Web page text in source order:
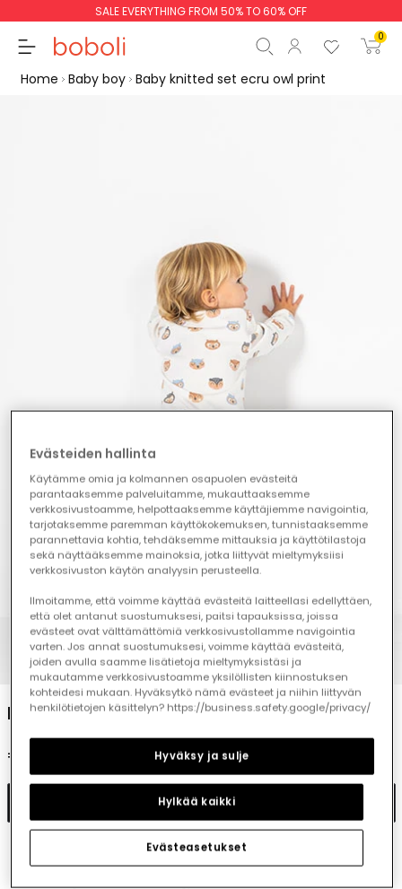
SALE EVERYTHING FROM 50% TO 60% OFF
0
Home Baby boy Baby knitted set ecru owl print
1 2 3 4 5 6 7 8
Baby knitted set ecru owl print
€39.95
Add to cart
Evästeiden hallinta
Käytämme omia ja kolmannen osapuolen evästeitä
parantaaksemme palveluitamme, mukauttaaksemme
verkkosivustoamme, helpottaaksemme käyttäjiemme navigointia,
tarjotaksemme paremman käyttökokemuksen, tunnistaaksemme
parannettavia kohtia, tehdäksemme mittauksia ja käyttötilastoja
sekä näyttääksemme mainoksia, jotka liittyvät mieltymyksiisi
verkkosivuston käytön analyysin perusteella.
Ilmoitamme, että voimme käyttää evästeitä laitteellasi edellyttäen,
että olet antanut suostumuksesi, paitsi tapauksissa, joissa
evästeet ovat välttämättömiä verkkosivustollamme navigointia
varten. Jos annat suostumuksesi, voimme käyttää evästeitä,
joiden avulla saamme lisätietoja mieltymyksistäsi ja
mukautamme verkkosivustoamme yksilöllisten kiinnostuksen
kohteidesi mukaan. Hyväksytkö nämä evästeet ja niihin liittyvän
henkilötietojen käsittelyn? https://business.safety.google/privacy/
Evästeasetukset
Hylkää kaikki
Hyväksy ja sulje